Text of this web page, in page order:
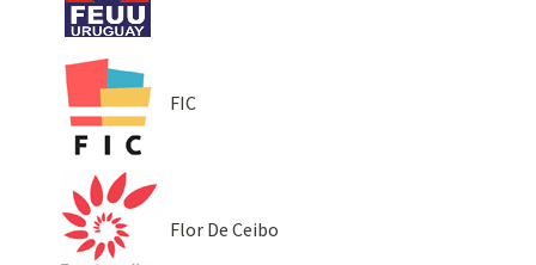
FIC
Flor De Ceibo